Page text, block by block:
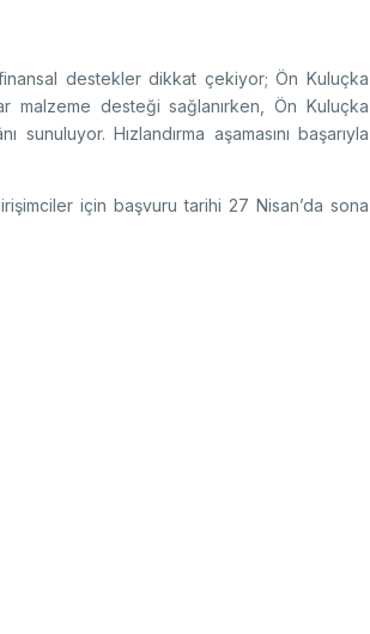
destekler dikkat çekiyor; Ön Kuluçka
malzeme desteği sağlanırken, Ön Kuluçka
Hızlandırma aşamasını başarıyla
için başvuru tarihi 27 Nisan’da sona